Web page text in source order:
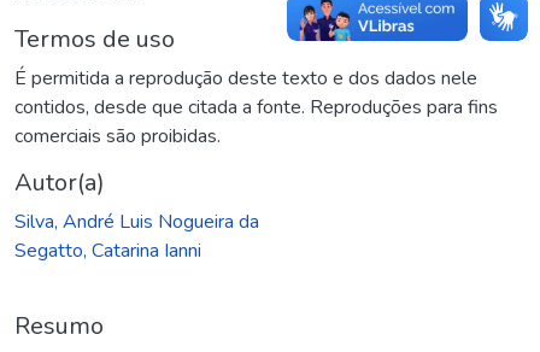
Termos de uso
É permitida a reprodução deste texto e dos dados nele
contidos, desde que citada a fonte. Reproduções para fins
comerciais são proibidas.
Autor(a)
Silva, André Luis Nogueira da
Segatto, Catarina Ianni
Resumo